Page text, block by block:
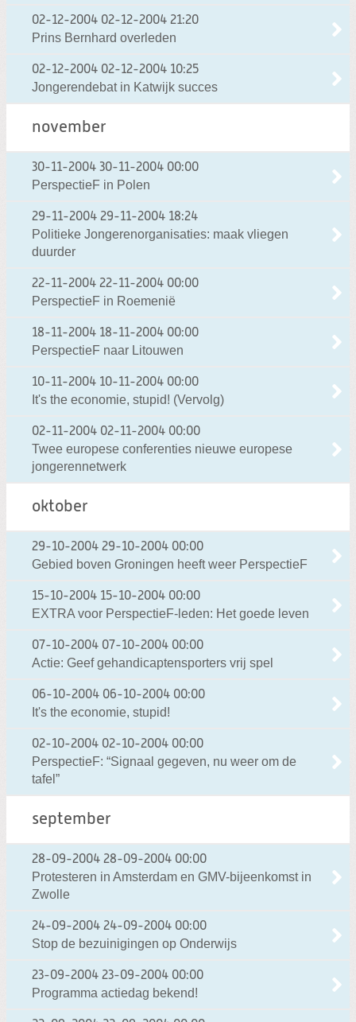
02-12-2004 02-12-2004 21:20
Prins Bernhard overleden
02-12-2004 02-12-2004 10:25
Jongerendebat in Katwijk succes
november
30-11-2004 30-11-2004 00:00
PerspectieF in Polen
29-11-2004 29-11-2004 18:24
Politieke Jongerenorganisaties: maak vliegen
duurder
22-11-2004 22-11-2004 00:00
PerspectieF in Roemenië
18-11-2004 18-11-2004 00:00
PerspectieF naar Litouwen
10-11-2004 10-11-2004 00:00
It's the economie, stupid! (Vervolg)
02-11-2004 02-11-2004 00:00
Twee europese conferenties nieuwe europese
jongerennetwerk
oktober
29-10-2004 29-10-2004 00:00
Gebied boven Groningen heeft weer PerspectieF
15-10-2004 15-10-2004 00:00
EXTRA voor PerspectieF-leden: Het goede leven
07-10-2004 07-10-2004 00:00
Actie: Geef gehandicaptensporters vrij spel
06-10-2004 06-10-2004 00:00
It's the economie, stupid!
02-10-2004 02-10-2004 00:00
PerspectieF: “Signaal gegeven, nu weer om de
tafel”
september
28-09-2004 28-09-2004 00:00
Protesteren in Amsterdam en GMV-bijeenkomst in
Zwolle
24-09-2004 24-09-2004 00:00
Stop de bezuinigingen op Onderwijs
23-09-2004 23-09-2004 00:00
Programma actiedag bekend!